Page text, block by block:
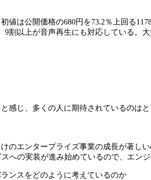
値は公開価格の680円を73.2％上回る
割以上が音声再生にも対応している。
感じ、多くの人に期待されているのは
のエンタープライズ事業の成長が著
への実装が進み始めているので、エン
ンスをどのように考えているのか